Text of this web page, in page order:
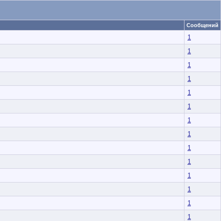
Сообщений
1
1
1
1
1
1
1
1
1
1
1
1
1
1